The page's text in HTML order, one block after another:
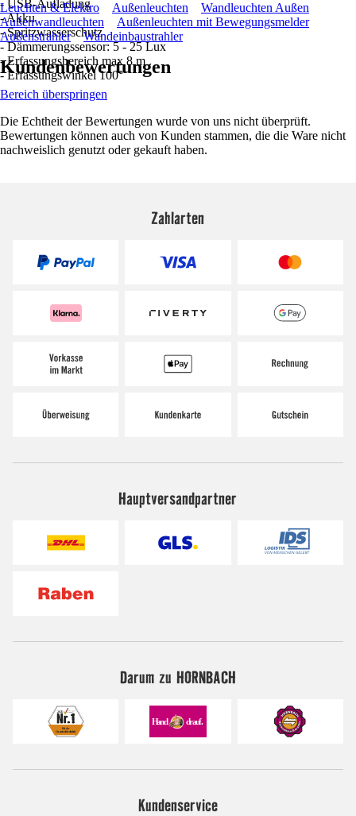
- USB-Aufladung
- Akku
- Spritzwasserschutz
- Dämmerungssensor: 5 - 25 Lux
- Erfassungsbereich max 8 m
- Erfassungswinkel 100°
Leuchten & Elektro Außenleuchten
Wandleuchten Außen
Außenwandleuchten
Außenleuchten mit Bewegungsmelder
Außenstrahler
Wandeinbaustrahler
Kundenbewertungen
Bereich überspringen
Die Echtheit der Bewertungen wurde von uns nicht überprüft.
Bewertungen können auch von Kunden stammen, die die Ware nicht
nachweislich genutzt oder gekauft haben.
Zahlarten
Hauptversandpartner
Darum zu HORNBACH
Kundenservice